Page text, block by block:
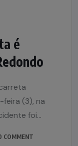
é
(3), na
foi...
COMMENT